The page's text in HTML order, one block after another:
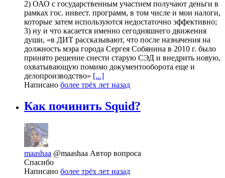
2) ОАО с государственным участием получают деньги в
рамках гос. инвест. программ, в том числе и мои налоги,
которые затем используются недостаточно эффективно;
3) ну и что касается именно сегодняшнего движения
души, «в ДИТ рассказывают, что после назначения на
должность мэра города Сергея Собянина в 2010 г. было
принято решение снести старую СЭД и внедрить новую,
охватывающую помимо документооборота еще и
делопроизводство» [...]
Написано более трёх лет назад
Как починить Squid?
maashaa @maashaa Автор вопроса
Спасибо
Написано более трёх лет назад